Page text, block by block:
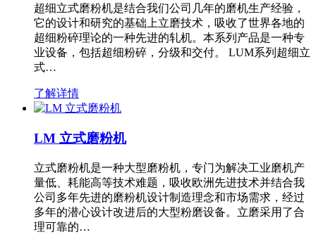
超细立式磨粉机是结合我们公司几年的磨机生产经验，
它的设计和研究的基础上立磨技术，吸收了世界各地的
超细粉碎理论的一种先进的轧机。本系列产品是一种专
业设备，包括超细粉碎，分级和交付。 LUM系列超细立
式…
了解详情
LM 立式磨粉机
立式磨粉机是一种大型磨粉机，专门为解决工业磨机产
量低、耗能高等技术难题，吸收欧洲先进技术并结合我
公司多年先进的磨粉机设计制造理念和市场需求，经过
多年的潜心设计改进后的大型粉磨设备。立磨采用了合
理可靠的…